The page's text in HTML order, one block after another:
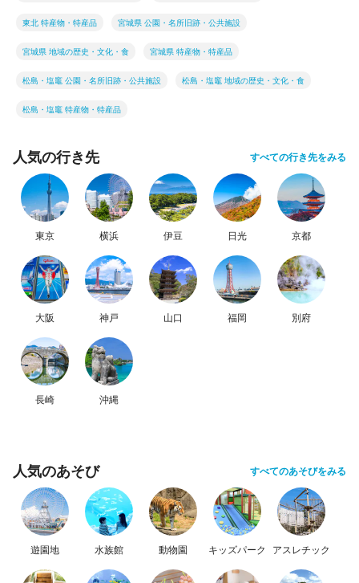
東北 特産物・特産品 宮城県 公園・名所旧跡・公共施設
宮城県 地域の歴史・文化・食 宮城県 特産物・特産品
松島・塩竈 公園・名所旧跡・公共施設 松島・塩竈 地域の歴史・文化・食
松島・塩竈 特産物・特産品
人気の行き先 すべての行き先をみる
東京 横浜 伊豆 日光 京都
大阪 神戸 山口 福岡 別府
長崎 沖縄
人気のあそび すべてのあそびをみる
遊園地 水族館 動物園 キッズパーク アスレチック